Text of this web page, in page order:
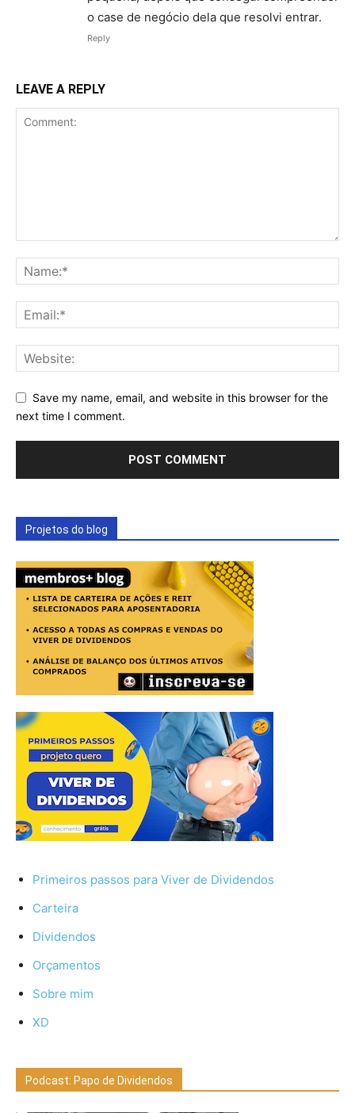
o case de negócio dela que resolvi entrar.
Reply
LEAVE A REPLY
Save my name, email, and website in this browser for the
next time I comment.
Projetos do blog
Primeiros passos para Viver de Dividendos
Carteira
Dividendos
Orçamentos
Sobre mim
XD
Podcast: Papo de Dividendos